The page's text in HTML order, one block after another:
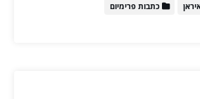
כתבות פרימיום